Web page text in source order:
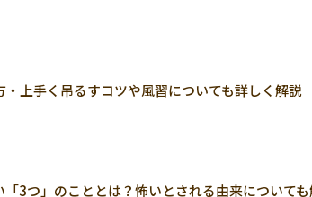
上手く吊るすコツや風習についても詳しく解説
3つ」のこととは？怖いとされる由来について